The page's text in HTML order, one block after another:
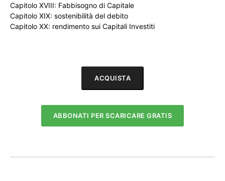
Capitolo XVIII: Fabbisogno di Capitale
Capitolo XIX: sostenibilità del debito
Capitolo XX: rendimento sui Capitali Investiti
ACQUISTA
ABBONATI PER SCARICARE GRATIS